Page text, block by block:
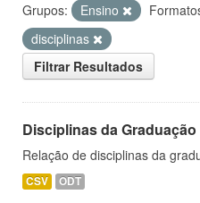
Grupos:
Ensino
disciplinas
Filtrar Resultados
Disciplinas da Graduação
Relação de disciplinas da
CSV ODT